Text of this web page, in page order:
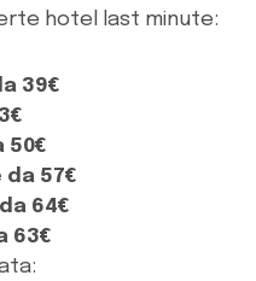
hotel last minute:
39€
50€
57€
64€
63€